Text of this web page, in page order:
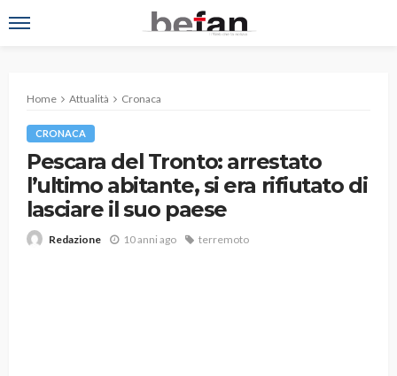
Home Attualità Cronaca
CRONACA
Pescara del Tronto: arrestato
l’ultimo abitante, si era rifiutato di
lasciare il suo paese
Redazione 10 anni ago terremoto